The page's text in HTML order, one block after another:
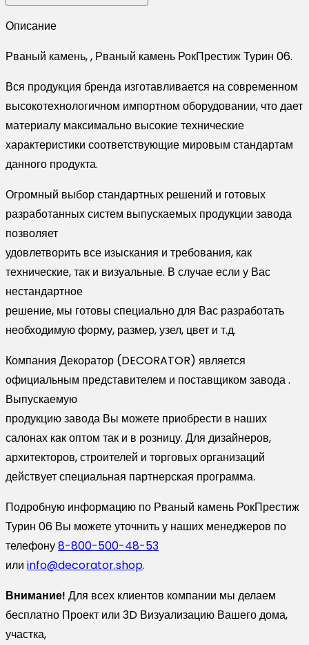
06
Описание
Рваный камень, , Рваный камень РокПрестиж Турин 06.
Вся продукция бренда изготавливается на современном
высокотехнологичном импортном оборудовании, что дает
материалу максимально высокие технические
характеристики соответствующие мировым стандартам
данного продукта.
Огромный выбор стандартных решений и готовых
разработанных систем выпускаемых продукции завода
позволяет
удовлетворить все изыскания и требования, как
технические, так и визуальные. В случае если у Вас
нестандартное
решение, мы готовы специально для Вас разработать
необходимую форму, размер, узел, цвет и т.д.
Компания Декоратор (DECORATOR) является
официальным представителем и поставщиком завода .
Выпускаемую
продукцию завода Вы можете приобрести в наших
салонах как оптом так и в розницу. Для дизайнеров,
архитекторов, строителей и торговых организаций
действует специальная партнерская программа.
Подробную информацию по Рваный камень РокПрестиж
Турин 06 Вы можете уточнить у наших менеджеров по
телефону8-800-500-48-53
или info@decorator.shop.
Внимание! Для всех клиентов компании мы делаем
бесплатно Проект или 3D Визуализацию Вашего дома,
участка,